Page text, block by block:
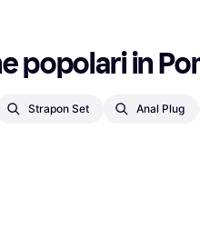
popolari in
Strapon Set Anal Plug